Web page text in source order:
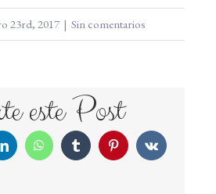
23rd, 2017 | Sin comentarios
este Post
LinkedInWhatsAppTumblr PinterestVk